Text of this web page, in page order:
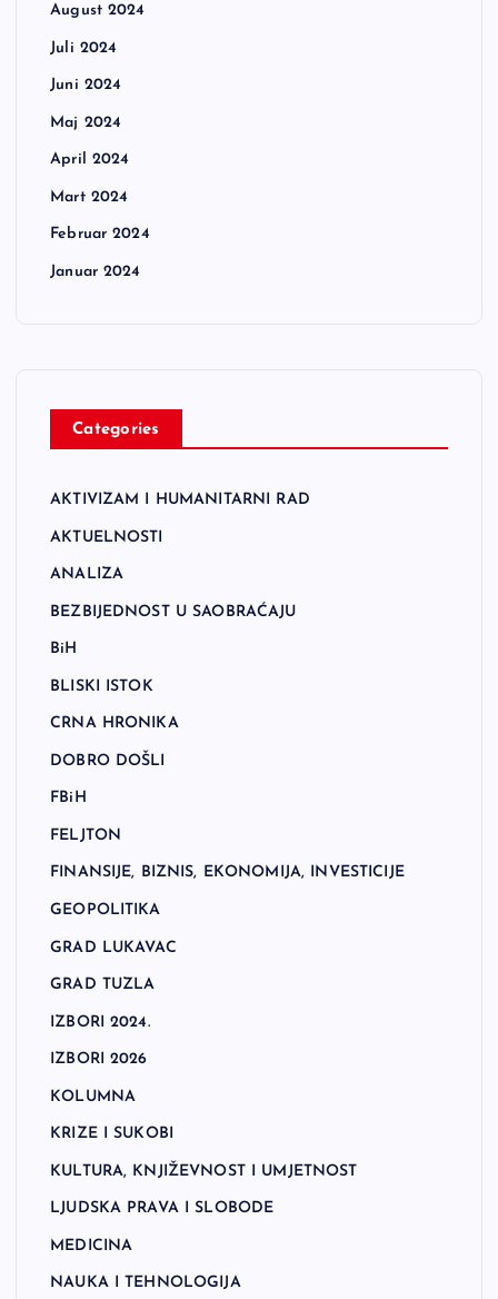
August 2024
Juli 2024
Juni 2024
Maj 2024
April 2024
Mart 2024
Februar 2024
Januar 2024
Categories
AKTIVIZAM I HUMANITARNI RAD
AKTUELNOSTI
ANALIZA
BEZBIJEDNOST U SAOBRAĆAJU
BiH
BLISKI ISTOK
CRNA HRONIKA
DOBRO DOŠLI
FBiH
FELJTON
FINANSIJE, BIZNIS, EKONOMIJA, INVESTICIJE
GEOPOLITIKA
GRAD LUKAVAC
GRAD TUZLA
IZBORI 2024.
IZBORI 2026
KOLUMNA
KRIZE I SUKOBI
KULTURA, KNJIŽEVNOST I UMJETNOST
LJUDSKA PRAVA I SLOBODE
MEDICINA
NAUKA I TEHNOLOGIJA